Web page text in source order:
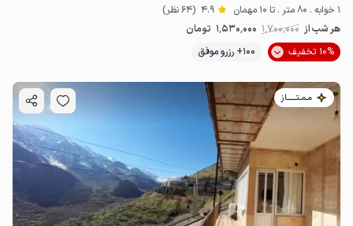
1 خوابه . 80 متر . تا 10 مهمان 4.9 (64 نظر)
هر شب از 1٬700٬000 1٬530٬000 تومان
10% تخفیف
100+ رزرو موفق
مـمـتــــــاز